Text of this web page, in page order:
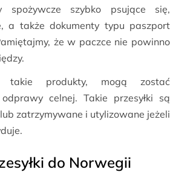
spożywcze szybko psujące się,
a także dokumenty typu paszport
że w paczce nie powinno
takie produkty, mogą zostać
celnej. Takie przesyłki są
zatrzymywane i utylizowane jeżeli
do Norwegii